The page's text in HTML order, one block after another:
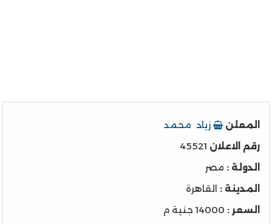
المعلن
زياد محمد
رقم الاعلان 45521
الدولة : مصر
المدينة : القاهرة
السعر : 14000 جنية م